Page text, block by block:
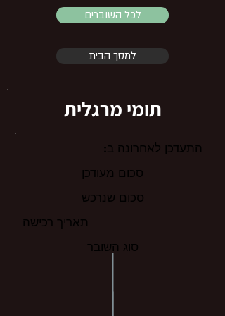
לכל השוברים
למסך הבית
תומי מרגלית
התעדכן לאחרונה ב:
סכום מעודכן
סכום שנרכש
תאריך רכישה
סוג השובר